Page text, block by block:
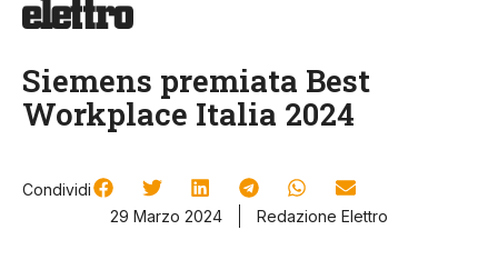
Siemens premiata Best
Workplace Italia 2024
Condividi
29 Marzo 2024
Redazione Elettro